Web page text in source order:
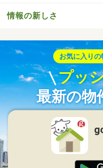
情報の新しさ
お気に入りの
プッ
最新の物